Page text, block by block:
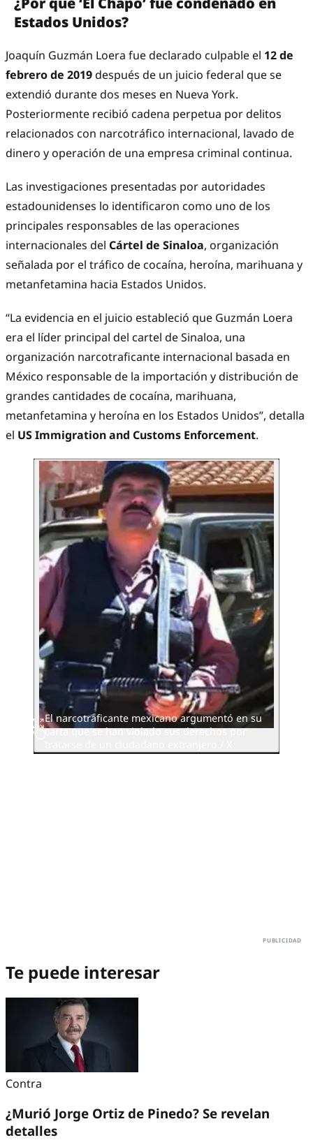
Estados Unidos?
Joaquín Guzmán Loera fue declarado culpable el 12 de
febrero de 2019después de un juicio federal que se
extendió durante dos meses en Nueva York.
Posteriormente recibió cadena perpetua por delitos
relacionados con narcotráfico internacional, lavado de
dinero y operación de una empresa criminal continua.
Las investigaciones presentadas por autoridades
estadounidenses lo identificaron como uno de los
principales responsables de las operaciones
internacionales del Cártel de Sinaloa, organización
señalada por el tráfico de cocaína, heroína, marihuana y
metanfetamina hacia Estados Unidos.
“La evidencia en el juicio estableció que Guzmán Loera
era el líder principal del cartel de Sinaloa, una
organización narcotraficante internacional basada en
México responsable de la importación y distribución de
grandes cantidades de cocaína, marihuana,
metanfetamina y heroína en los Estados Unidos”, detalla
el US Immigration and Customs Enforcement.
El narcotraficante mexicano argumentó en su
carta que se han violado sus derechos por
Te puede interesar
Contra
¿Murió Jorge Ortiz de Pinedo? Se revelan
detalles